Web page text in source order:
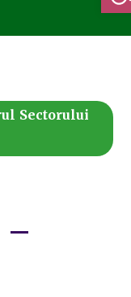
Sectorului
–